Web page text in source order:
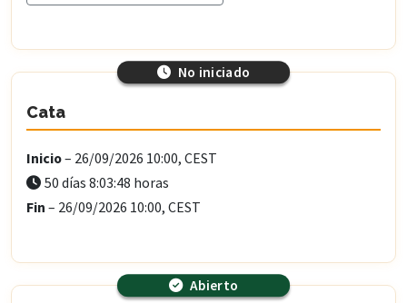
Cata
No iniciado
Inicio– 26/09/2026 10:00, CEST
50 días 8:03:46 horas
Fin – 26/09/2026 10:00, CEST
Abierto